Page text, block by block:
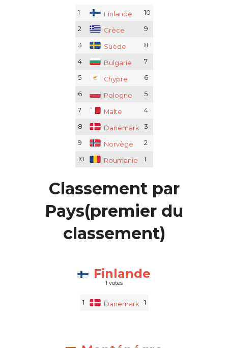
1 Finlande 10
2 Grèce 9
3 Suède 8
4 Bulgarie 7
5 Chypre 6
6 Pologne 5
7 Malte 4
8 Danemark 3
9 Norvège 2
10 Roumanie 1
Classement par
Pays(premier du
classement)
Finlande
1 votes
1 Danemark 1